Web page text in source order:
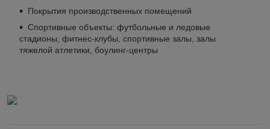
Покрытия производственных помещений
Спортивные объекты: футбольные и ледовые
стадионы, фитнес-клубы, спортивные залы, залы
тяжелой атлетики, боулинг-центры